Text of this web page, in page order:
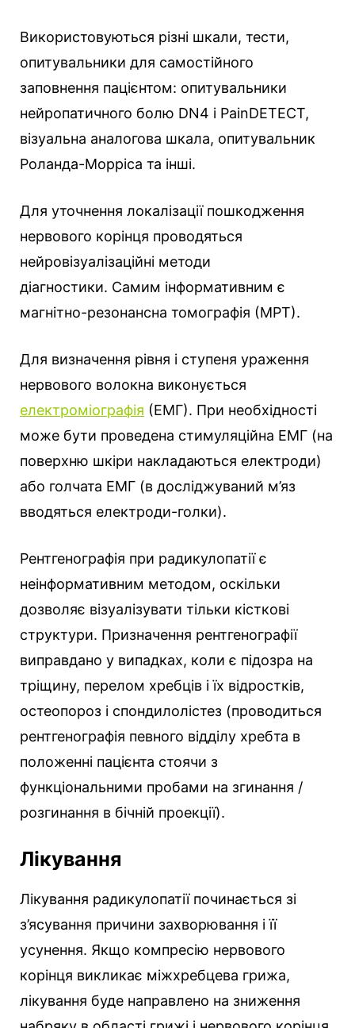
Використовуються різні шкали, тести,
опитувальники для самостійного
заповнення пацієнтом: опитувальники
нейропатичного болю DN4 і PainDETECT,
візуальна аналогова шкала, опитувальник
Роланда-Морріса та інші.
Для уточнення локалізації пошкодження
нервового корінця проводяться
нейровізуалізаційні методи
діагностики. Самим інформативним є
магнітно-резонансна томографія (МРТ).
Для визначення рівня і ступеня ураження
нервового волокна виконується
електроміографія (ЕМГ). При необхідності
може бути проведена стимуляційна ЕМГ (на
поверхню шкіри накладаються електроди)
або голчата ЕМГ (в досліджуваний м’яз
вводяться електроди-голки).
Рентгенографія при радикулопатії є
неінформативним методом, оскільки
дозволяє візуалізувати тільки кісткові
структури. Призначення рентгенографії
виправдано у випадках, коли є підозра на
тріщину, перелом хребців і їх відростків,
остеопороз і спондилолістез (проводиться
рентгенографія певного відділу хребта в
положенні пацієнта стоячи з
функціональними пробами на згинання /
розгинання в бічній проекції).
Лікування
Лікування радикулопатії починається зі
з’ясування причини захворювання і її
усунення. Якщо компресію нервового
корінця викликає міжхребцева грижа,
лікування буде направлено на зниження